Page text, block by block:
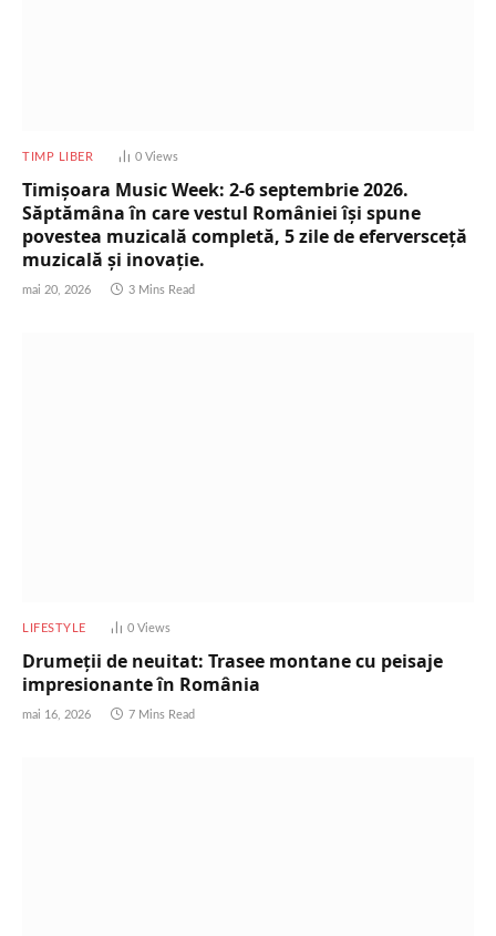
TIMP LIBER 0 Views
Timișoara Music Week: 2-6 septembrie 2026.
Săptămâna în care vestul României își spune
povestea muzicală completă, 5 zile de eferversceță
muzicală și inovație.
mai 20, 2026 3 Mins Read
LIFESTYLE 0 Views
Drumeții de neuitat: Trasee montane cu peisaje
impresionante în România
mai 16, 2026 7 Mins Read